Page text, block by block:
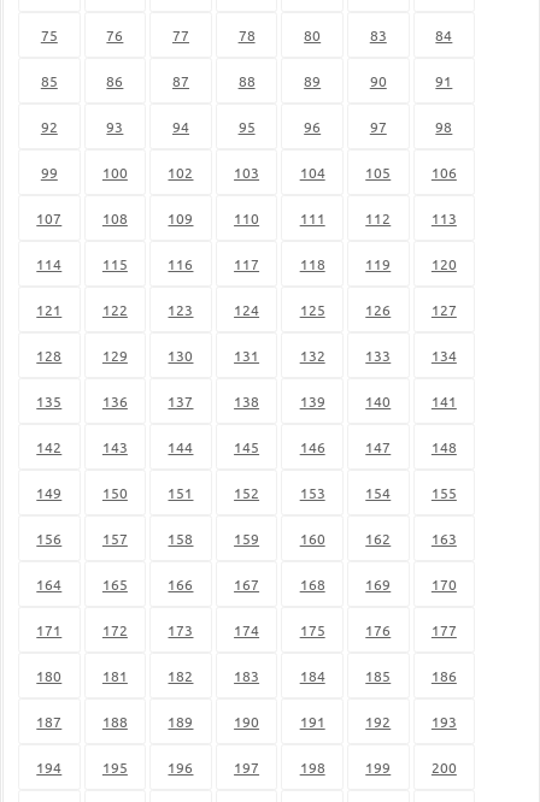
75 76 77 78 80 83 84
85 86 87 88 89 90 91
92 93 94 95 96 97 98
99 100 102 103 104 105 106
107 108 109 110 111 112 113
114 115 116 117 118 119 120
121 122 123 124 125 126 127
128 129 130 131 132 133 134
135 136 137 138 139 140 141
142 143 144 145 146 147 148
149 150 151 152 153 154 155
156 157 158 159 160 162 163
164 165 166 167 168 169 170
171 172 173 174 175 176 177
180 181 182 183 184 185 186
187 188 189 190 191 192 193
194 195 196 197 198 199 200